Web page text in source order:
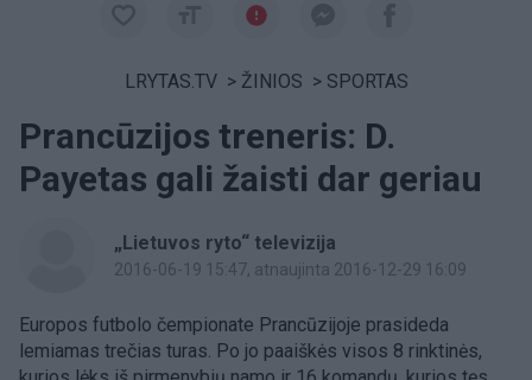
LRYTAS.TV > ŽINIOS > SPORTAS
Prancūzijos treneris: D.
Payetas gali žaisti dar geriau
„Lietuvos ryto“ televizija
2016-06-19 15:47, atnaujinta 2016-12-29 16:09
Europos futbolo čempionate Prancūzijoje prasideda
lemiamas trečias turas. Po jo paaiškės visos 8 rinktinės,